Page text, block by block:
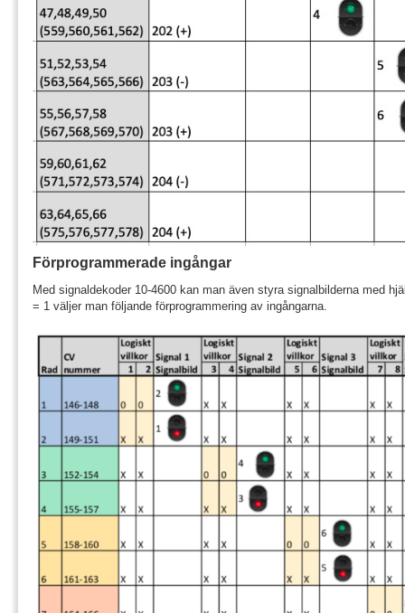
Förprogrammerade ingångar
Med signaldekoder 10-4600 kan man även styra signalbilderna med
= 1 väljer man följande förprogrammering av ingångarna.